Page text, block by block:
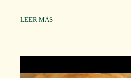
LEER MÁS